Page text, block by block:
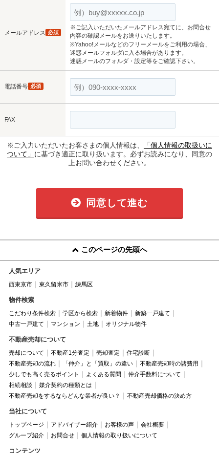
メールアドレス 必須
※ご記入いただいたメールアドレス宛てに、お問合せ
内容の確認メールをお送りいたします。
※Yahoo!メールなどのフリーメールをご利用の場合、
迷惑メールフォルダに入る場合があります。
迷惑メールのフォルダ・設定等をご確認下さい。
電話番号 必須
FAX
※ご入力いただいたお客さまの個人情報は、
「個人情報の取扱いに
ついて」 に基づき適正に取り扱います。必ずお読みになり、同意の
上お問い合わせください。
同意して進む
このページの先頭へ
人気エリア
西東京市 東久留米市 練馬区
物件検索
こだわり条件検索 学区から検索 新着物件
新築一戸建て
中古一戸建て
マンション 土地 オリジナル物件
不動産売却について
売却について 不動産1分査定 売却査定
住宅診断
不動産売却の流れ
「仲介」と「買取」の違い
不動産売却時の諸費用
少しでも高く売るポイント
よくある質問
仲介手数料について
相続相談
媒介契約の種類とは
不動産売却をするならどんな業者が良い？
不動産売却価格の決め方
当社について
トップページ アドバイザー紹介 お客様の声
会社概要
グループ紹介
お問合せ 個人情報の取り扱いについて
コンテンツ